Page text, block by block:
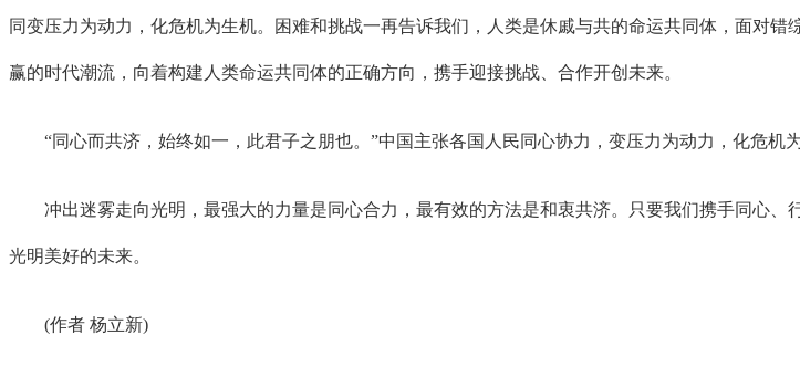
同变压力为动力，化危机为生机。困难和挑战一再告诉我们，人类是休戚与共的命运共同体，面对
赢的时代潮流，向着构建人类命运共同体的正确方向，携手迎接挑战、合作开创未来。
“同心而共济，始终如一，此君子之朋也。”中国主张各国人民同心协力，变压力为动力，化危机
冲出迷雾走向光明，最强大的力量是同心合力，最有效的方法是和衷共济。只要我们携手同心、
光明美好的未来。
(作者 杨立新)